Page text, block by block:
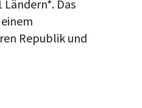
Das
Republik und